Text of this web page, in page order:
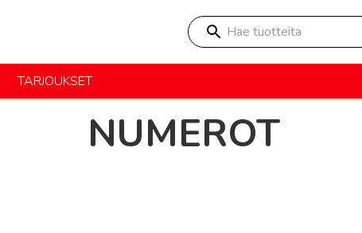
Hae tuotteita
TARJOUKSET
NUMEROT